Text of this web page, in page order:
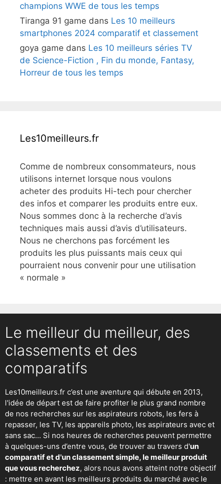
champions WWE de tous les temps
Tiranga 91 game dans Les 10 meilleurs
smartphones 2024 comparatif et classement
goya game dans Les 10 meilleurs séries TV
de Science-Fiction , Fin du monde, Fantasy,
Horreur de tous les temps
Les10meilleurs.fr
Comme de nombreux consommateurs, nous
utilisons internet lorsque nous voulons
acheter des produits Hi-tech pour chercher
des infos et comparer les produits entre eux.
Nous sommes donc à la recherche d’avis
techniques mais aussi d’avis d’utilisateurs.
Nous ne cherchons pas forcément les
produits les plus puissants mais ceux qui
pourraient nous convenir pour une utilisation
« normale »
Le meilleur du meilleur, des
classements et des
comparatifs
Les10meilleurs.fr c’est une aventure qui débute en 2013,
l'idée de départ est de faire profiter le plus grand nombre
de nos recherches sur les aspirateurs robots, les fers à
repasser, les TV, les appareils photo, les aspirateurs avec et
sans sac… Si nos heures de recherches peuvent permettre
à quelques-uns d’entre vous, de trouver au travers d'un
comparatif et d'un classement simple, le meilleur produit
que vous recherchez, alors nous avons atteint notre objectif
: mettre en avant les meilleurs produits du marché avec le